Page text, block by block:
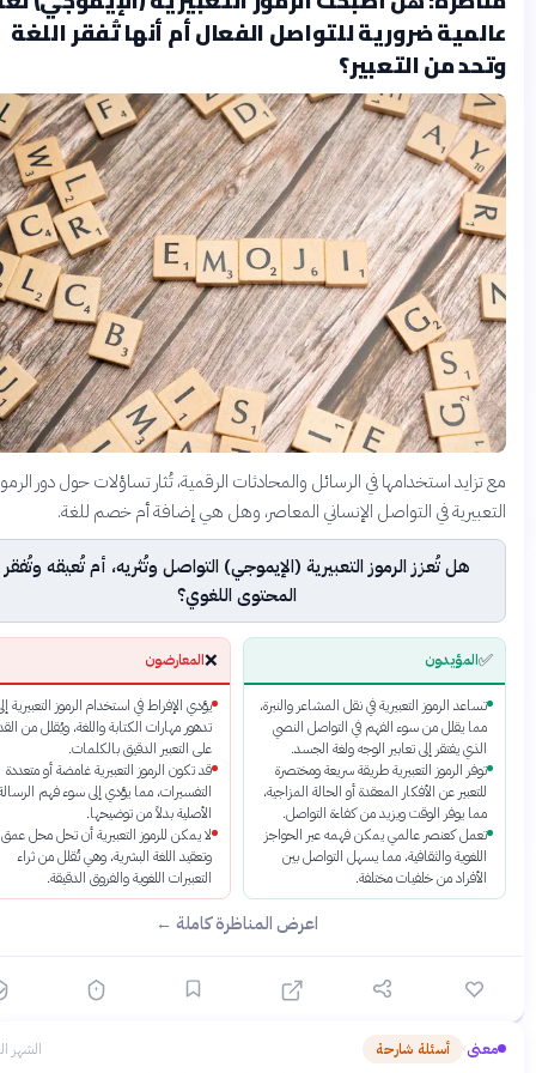
ضرورية للتواصل الفعال أم أنها تُفقر اللغة
من التعبير؟
استخدامها في الرسائل والمحادثات الرقمية، تُثار تساؤلات حول دور الرموز
في التواصل الإنساني المعاصر، وهل هي إضافة أم خصم للغة.
هل تُعزز الرموز التعبيرية (الإيموجي) التواصل وتُثريه، أم تُعيقه وتُفقر
المحتوى اللغوي؟
المؤيدون
تساعد الرموز التعبيرية في نقل المشاعر والنبرة،
مما يقلل من سوء الفهم في التواصل النصي
الذي يفتقر إلى تعابير الوجه ولغة الجسد.
توفر الرموز التعبيرية طريقة سريعة ومختصرة
للتعبير عن الأفكار المعقدة أو الحالة المزاجية،
مما يوفر الوقت ويزيد من كفاءة التواصل.
تعمل كعنصر عالمي يمكن فهمه عبر الحواجز
اللغوية والثقافية، مما يسهل التواصل بين
الأفراد من خلفيات مختلفة.
المعارضون
يؤدي الإفراط في استخدام الرموز التعبيرية إلى
تدهور مهارات الكتابة واللغة، ويُقلل من القدرة
على التعبير الدقيق بالكلمات.
قد تكون الرموز التعبيرية غامضة أو متعددة
التفسيرات، مما يؤدي إلى سوء فهم الرسالة
الأصلية بدلاً من توضيحها.
لا يمكن للرموز التعبيرية أن تحل محل عمق
وتعقيد اللغة البشرية، وهي تُقلل من ثراء
التعبيرات اللغوية والفروق الدقيقة.
اعرض المناظرة كاملة ←
أسئلة شارحة الشهر الماضي